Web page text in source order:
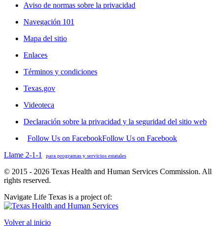
Aviso de normas sobre la privacidad
Navegación 101
Mapa del sitio
Enlaces
Términos y condiciones
Texas.gov
Videoteca
Declaración sobre la privacidad y la seguridad del sitio web
Follow Us on FacebookFollow Us on Facebook
Llame 2-1-1
para programas y servicios estatales
© 2015 - 2026 Texas Health and Human Services Commission. All
rights reserved.
Navigate Life Texas is a project of:
Volver al inicio